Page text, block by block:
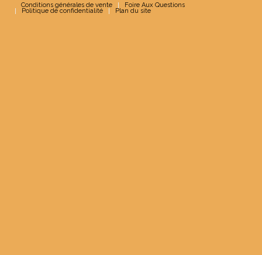
Conditions générales de vente
Foire Aux Questions
Politique de confidentialité Plan du site